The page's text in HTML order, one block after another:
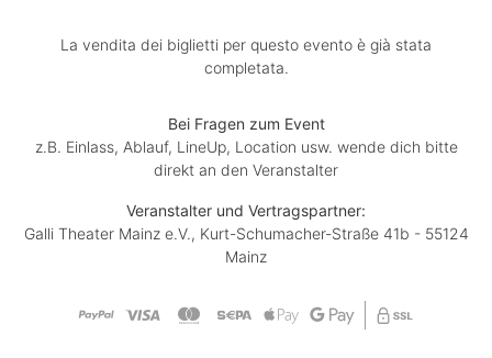
La vendita dei biglietti per questo evento è già stata
completata.
Bei Fragen zum Event
z.B. Einlass, Ablauf, LineUp, Location usw. wende dich bitte
direkt an den Veranstalter
Veranstalter und Vertragspartner:
Galli Theater Mainz e.V., Kurt-Schumacher-Straße 41b - 55124
Mainz